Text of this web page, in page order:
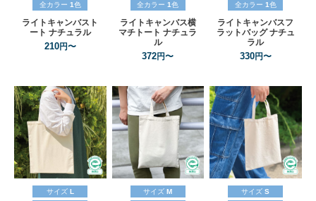
全カラー 1色
ライトキャンバスト
ート ナチュラル
210円〜
全カラー 1色
ライトキャンバス横
マチトート ナチュラ
ル
372円〜
全カラー 1色
ライトキャンバスフ
ラットバッグ ナチュ
ラル
330円〜
サイズ L
サイズ M
サイズ S